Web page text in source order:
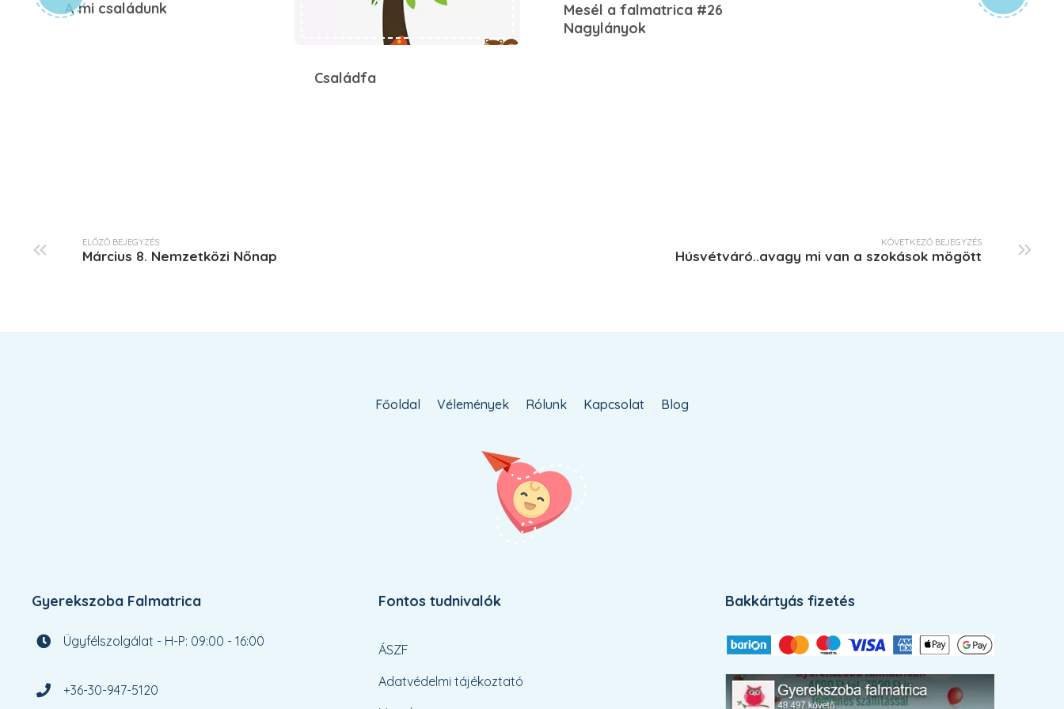
A mi családunk
Családfa
Mesél a falmatrica #26
Nagylányok
ELŐZŐ BEJEGYZÉS
Március 8. Nemzetközi Nőnap
KÖVETKEZŐ BEJEGYZÉS
Húsvétváró..avagy mi van a szokások mögött
Főoldal Vélemények Rólunk Kapcsolat Blog
Gyerekszoba Falmatrica
Ügyfélszolgálat - H-P: 09:00 - 16:00
+36-30-947-5120
Fontos tudnivalók
ÁSZF
Adatvédelmi tájékoztató
Bakkártyás fizetés